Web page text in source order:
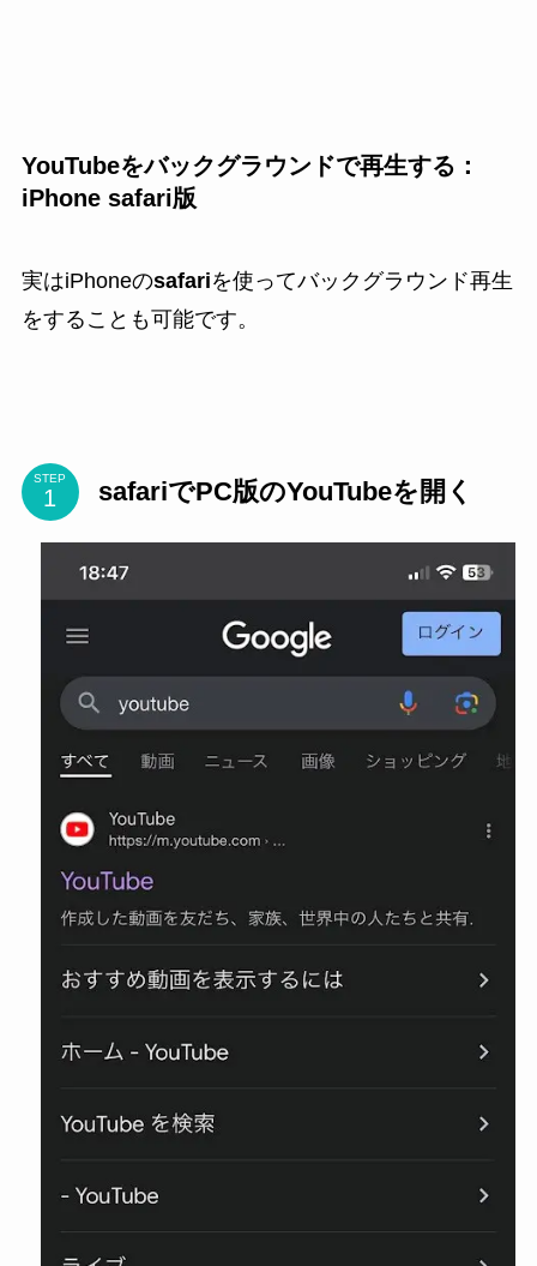
YouTubeをバックグラウンドで再生する：
iPhone safari版
実はiPhoneのsafariを使ってバックグラウンド再生
をすることも可能です。
STEP safariでPC版のYouTubeを開く